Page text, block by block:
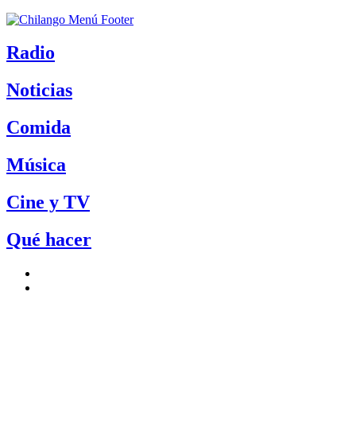
Radio
Noticias
Comida
Música
Cine y TV
Qué hacer